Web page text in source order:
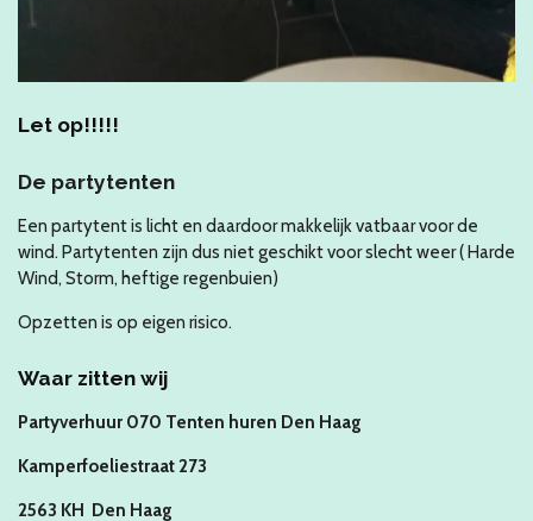
Let op!!!!!
De partytenten
Een partytent is licht en daardoor makkelijk vatbaar voor de
wind. Partytenten zijn dus niet geschikt voor slecht weer ( Harde
Wind, Storm, heftige regenbuien)
Opzetten is op eigen risico.
Waar zitten wij
Partyverhuur 070 Tenten huren Den Haag
Kamperfoeliestraat 273
2563 KH Den Haag